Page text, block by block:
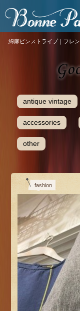
綿麻ピンストライプ｜フレ
antique vintage
accessories
other
fashion